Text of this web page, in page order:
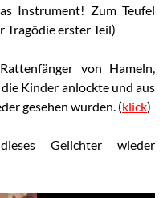
Instrument! Zum Teufel
Tragödie erster Teil)
von Hameln,
Kinder anlockte und aus
gesehen wurden. (klick)
Gelichter wieder